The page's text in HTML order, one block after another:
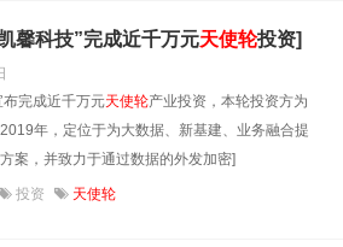
馨科技”完成近千万元天使轮投资]
布完成近千万元天使轮产业投资，本轮投资方为
年，定位于为大数据、新基建、业务融合提
案，并致力于通过数据的外发加密]
投资 天使轮